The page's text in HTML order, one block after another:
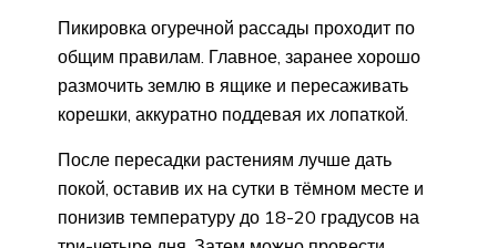
Пикировка огуречной рассады проходит по
общим правилам. Главное, заранее хорошо
размочить землю в ящике и пересаживать
корешки, аккуратно поддевая их лопаткой.
После пересадки растениям лучше дать
покой, оставив их на сутки в тёмном месте и
понизив температуру до 18-20 градусов на